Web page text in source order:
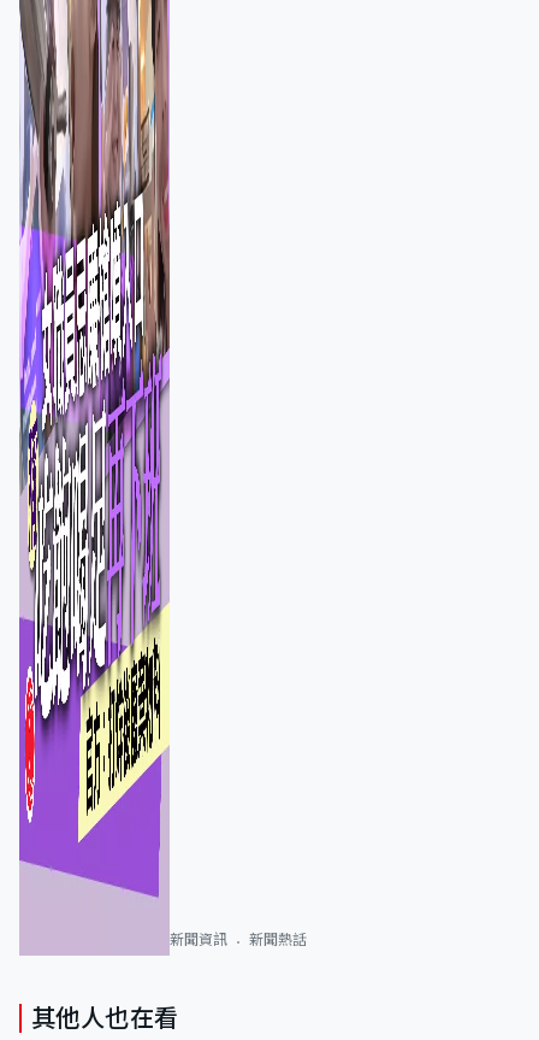
新聞資訊 新聞熱話
其他人也在看